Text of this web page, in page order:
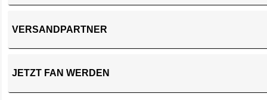
VERSANDPARTNER
JETZT FAN WERDEN